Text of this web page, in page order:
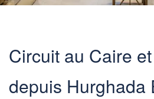
Circuit au Caire
depuis Hurghada